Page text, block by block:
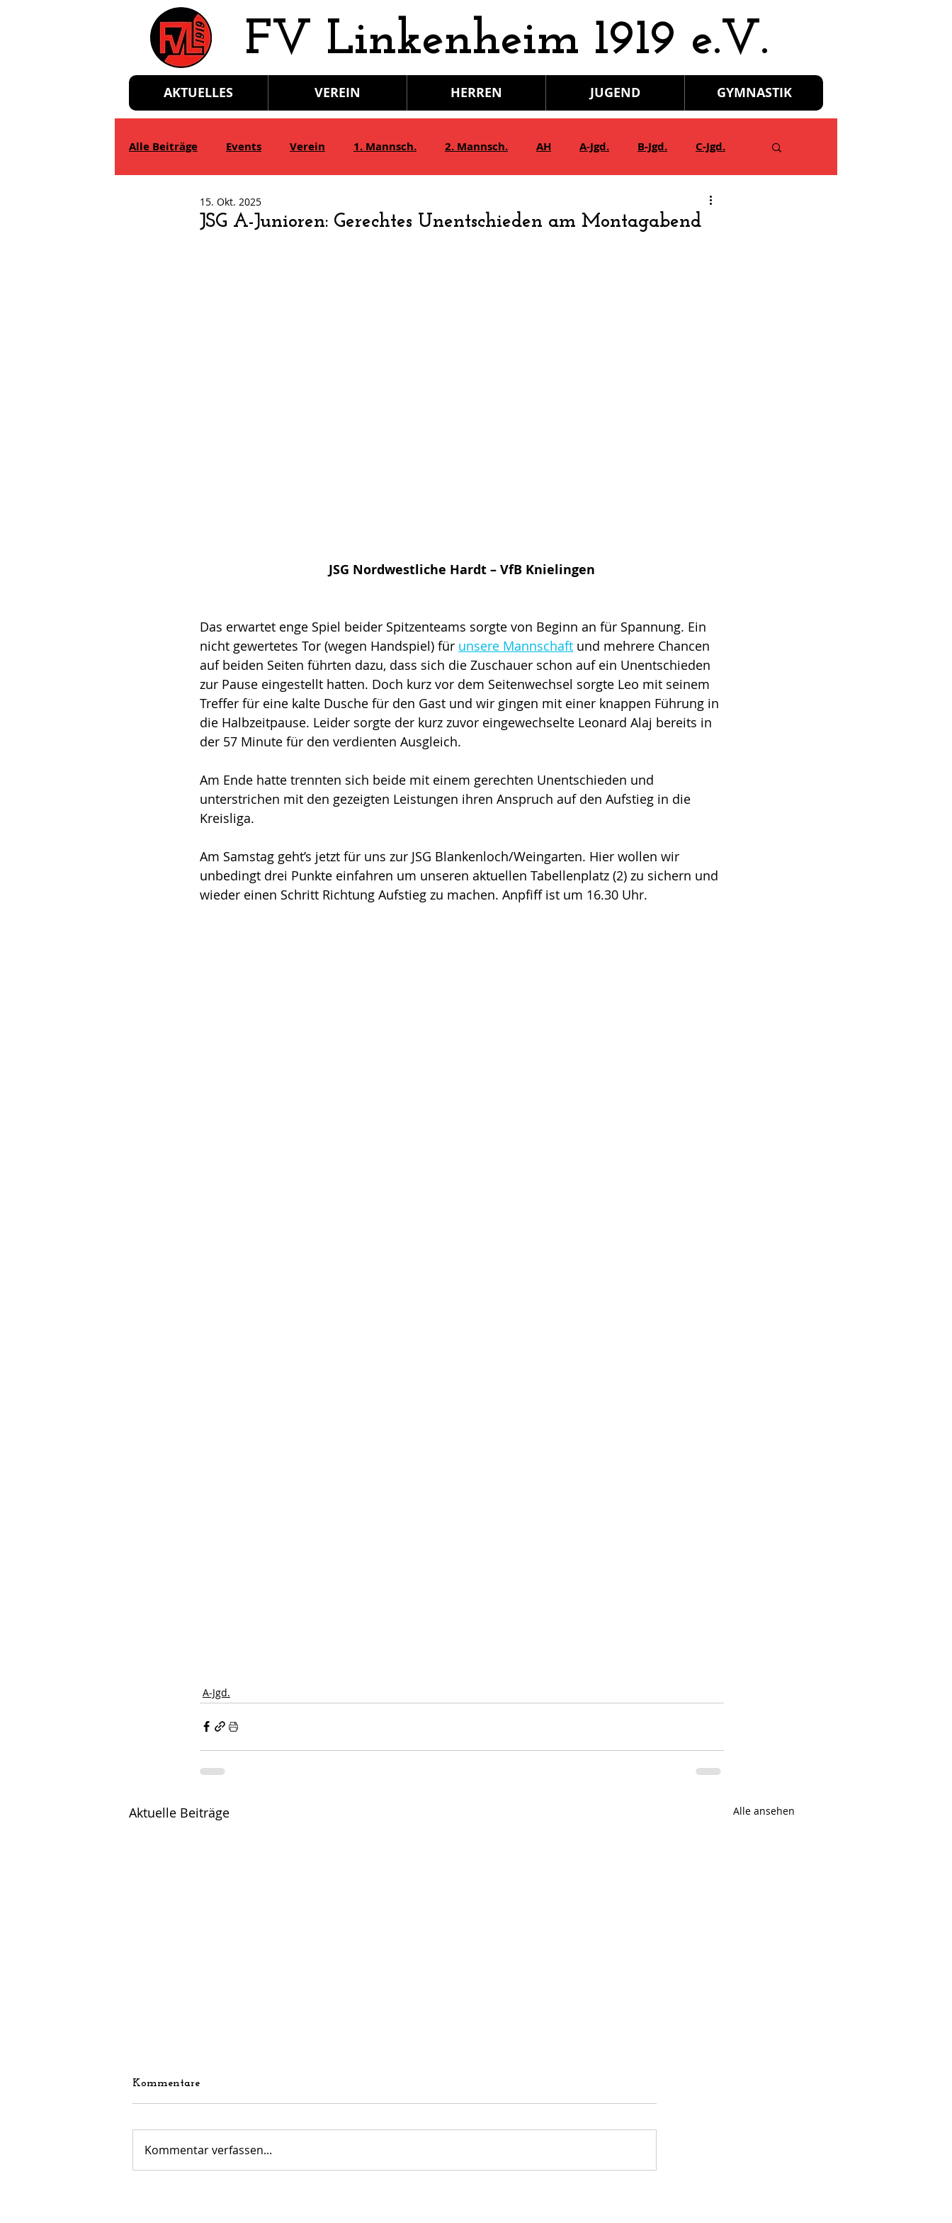
​FV Linkenheim 1919 e.V.
AKTUELLES VEREIN HERREN JUGEND GYMNASTIK
Alle Beiträge Events Verein 1. Mannsch. 2. Mannsch. AH A-Jgd. B-Jgd. C-Jgd.
E-Jgd.
JSG A-Junioren: Gerechtes Unentschieden am Montagabend
15. Okt. 2025
JSG Nordwestliche Hardt – VfB Knielingen
Das erwartet enge Spiel beider Spitzenteams sorgte von Beginn an für Spannung. Ein
nicht gewertetes Tor (wegen Handspiel) für unsere Mannschaft und mehrere Chancen
auf beiden Seiten führten dazu, dass sich die Zuschauer schon auf ein Unentschieden
zur Pause eingestellt hatten. Doch kurz vor dem Seitenwechsel sorgte Leo mit seinem
Treffer für eine kalte Dusche für den Gast und wir gingen mit einer knappen Führung in
die Halbzeitpause. Leider sorgte der kurz zuvor eingewechselte Leonard Alaj bereits in
der 57 Minute für den verdienten Ausgleich.
Am Ende hatte trennten sich beide mit einem gerechten Unentschieden und
unterstrichen mit den gezeigten Leistungen ihren Anspruch auf den Aufstieg in die
Kreisliga.
Am Samstag geht’s jetzt für uns zur JSG Blankenloch/Weingarten. Hier wollen wir
unbedingt drei Punkte einfahren um unseren aktuellen Tabellenplatz (2) zu sichern und
wieder einen Schritt Richtung Aufstieg zu machen. Anpfiff ist um 16.30 Uhr.
A-Jgd.
Aktuelle Beiträge Alle ansehen
Kommentare
Kommentar verfassen...